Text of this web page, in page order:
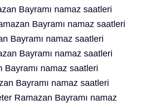
Bayramı namaz saatleri
Bayramı namaz saatleri
Bayramı namaz saatleri
Bayramı namaz saatleri
Bayramı namaz saatleri
Bayramı namaz saatleri
Ramazan Bayramı namaz